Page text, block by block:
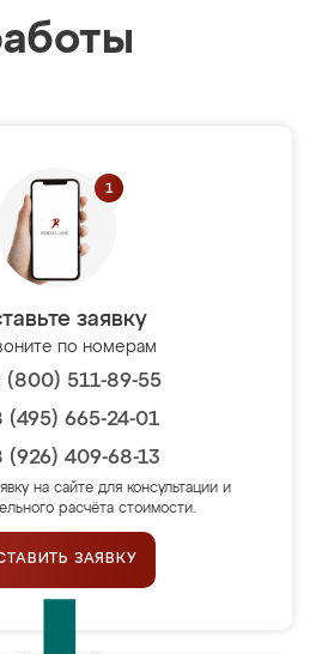
заявку
по номерам
(800) 511-89-55
(495) 665-24-01
(926) 409-68-13
на сайте для консультации и
расчёта стоимости.
ЗАЯВКУ